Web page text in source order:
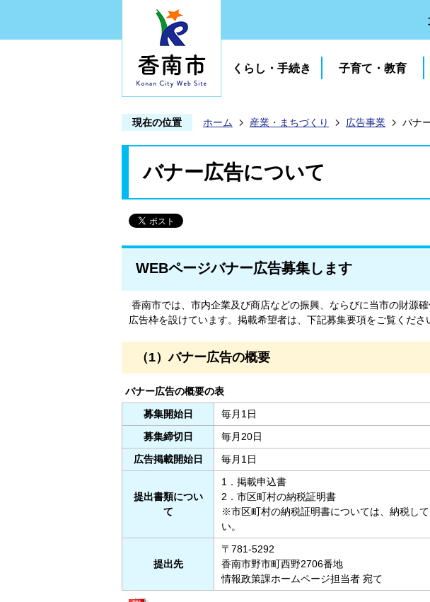
くらし・手続き 子育て・教育
現在の位置 ホーム 産業・まちづくり 広告事業 バナ
バナー広告について
WEBページバナー広告募集します
香南市では、市内企業及び商店などの振興、ならびに当市の財源
広告枠を設けています。掲載希望者は、下記募集要項をご覧くださ
（1）バナー広告の概要
バナー広告の概要の表
募集開始日
毎月1日
募集締切日
毎月20日
広告掲載開始日
毎月1日
提出書類につい
て
1．掲載申込書
2．市区町村の納税証明書
※市区町村の納税証明書については、納税し
い。
提出先
〒781-5292
香南市野市町西野2706番地
情報政策課ホームページ担当者 宛て